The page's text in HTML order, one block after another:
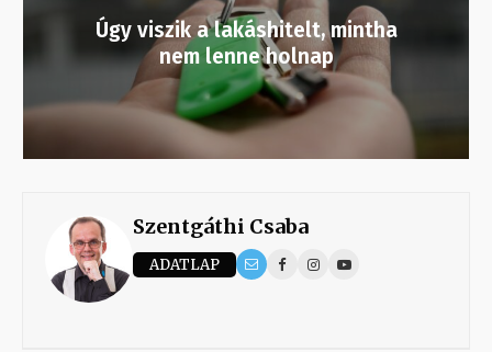
Úgy viszik a lakáshitelt, mintha
nem lenne holnap
Szentgáthi Csaba
ADATLAP